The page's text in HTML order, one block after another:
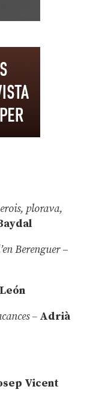
plorava,
Berenguer–
–Adrià
Vicent